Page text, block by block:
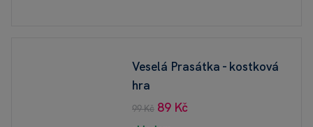
Veselá Prasátka - kostková
hra
99 Kč 89 Kč